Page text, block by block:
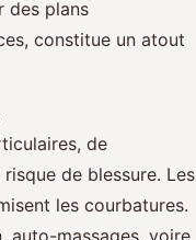
des plans
constitue un atout
de
de blessure. Les
les courbatures.
auto-massages, voire